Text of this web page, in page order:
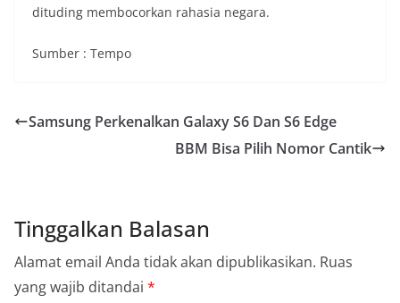
dituding membocorkan rahasia negara.
Sumber : Tempo
Samsung Perkenalkan Galaxy S6 Dan S6 Edge
BBM Bisa Pilih Nomor Cantik
Tinggalkan Balasan
Alamat email Anda tidak akan dipublikasikan. Ruas
yang wajib ditandai *